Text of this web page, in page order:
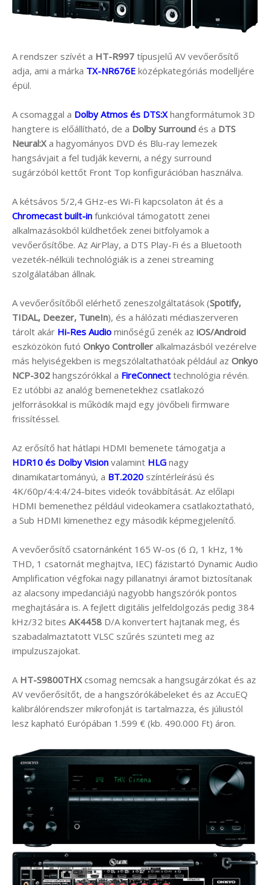
A rendszer szívét a HT-R997 típusjelű AV vevőerősítő
adja, ami a márka TX-NR676E középkategóriás modelljére
épül.
A csomaggal a Dolby Atmos és DTS:X hangformátumok 3D
hangtere is előállítható, de a Dolby Surround és a DTS
Neural:X a hagyományos DVD és Blu-ray lemezek
hangsávjait a fel tudják keverni, a négy surround
sugárzóból kettőt Front Top konfigurációban használva.
A kétsávos 5/2,4 GHz-es Wi-Fi kapcsolaton át és a
Chromecast built-in funkcióval támogatott zenei
alkalmazásokból küldhetőek zenei bitfolyamok a
vevőerősítőbe. Az AirPlay, a DTS Play-Fi és a Bluetooth
vezeték-nélküli technológiák is a zenei streaming
szolgálatában állnak.
A vevőerősítőből elérhető zeneszolgáltatások (Spotify,
TIDAL, Deezer, TuneIn), és a hálózati médiaszerveren
tárolt akár Hi-Res Audio minőségű zenék az iOS/Android
eszközökön futó Onkyo Controller alkalmazásból vezérelve
más helyiségekben is megszólaltathatóak például az Onkyo
NCP-302 hangszórókkal a FireConnect technológia révén.
Ez utóbbi az analóg bemenetekhez csatlakozó
jelforrásokkal is működik majd egy jövőbeli firmware
frissítéssel.
Az erősítő hat hátlapi HDMI bemenete támogatja a
HDR10 és Dolby Vision valamint HLG nagy
dinamikatartományú, a BT.2020 színtérleírású és
4K/60p/4:4:4/24-bites videók továbbítását. Az előlapi
HDMI bemenethez például videokamera csatlakoztatható,
a Sub HDMI kimenethez egy második képmegjelenítő.
A vevőerősítő csatornánként 165 W-os (6 Ω, 1 kHz, 1%
THD, 1 csatornát meghajtva, IEC) fázistartó Dynamic Audio
Amplification végfokai nagy pillanatnyi áramot biztosítanak
az alacsony impedanciájú nagyobb hangszórók pontos
meghajtására is. A fejlett digitális jelfeldolgozás pedig 384
kHz/32 bites AK4458 D/A konvertert hajtanak meg, és
szabadalmaztatott VLSC szűrés szünteti meg az
impulzuszajokat.
A HT-S9800THX csomag nemcsak a hangsugárzókat és az
AV vevőerősítőt, de a hangszórókábeleket és az AccuEQ
kalibrálórendszer mikrofonját is tartalmazza, és júliustól
lesz kapható Európában 1.599 € (kb. 490.000 Ft) áron.